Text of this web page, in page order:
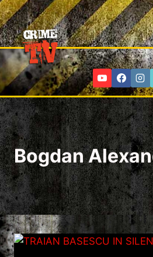
Skip
to
content
Bogdan